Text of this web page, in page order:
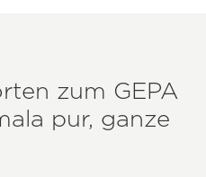
zum GEPA
pur, ganze